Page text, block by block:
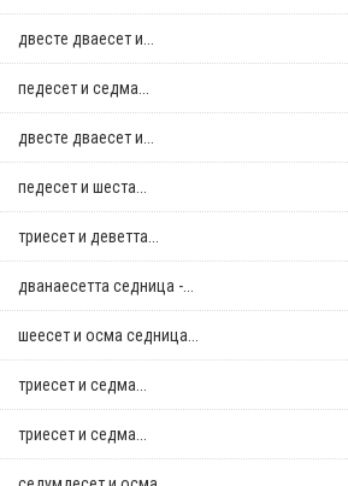
двестe дваесет и...
педесет и седма...
двестe дваесет и...
педесет и шеста...
триесет и деветта...
дванаесетта седница -...
шеесет и осма седница...
триесет и седма...
триесет и седма...